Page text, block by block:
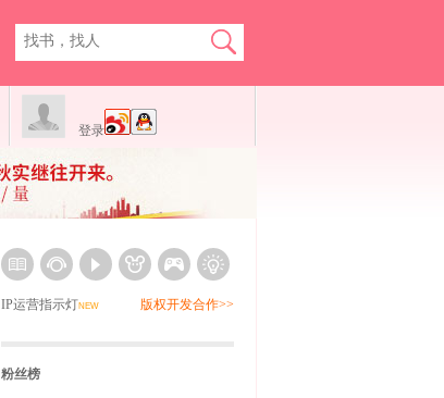
登录
IP运营指示灯NEW 版权开发合作>>
粉丝榜